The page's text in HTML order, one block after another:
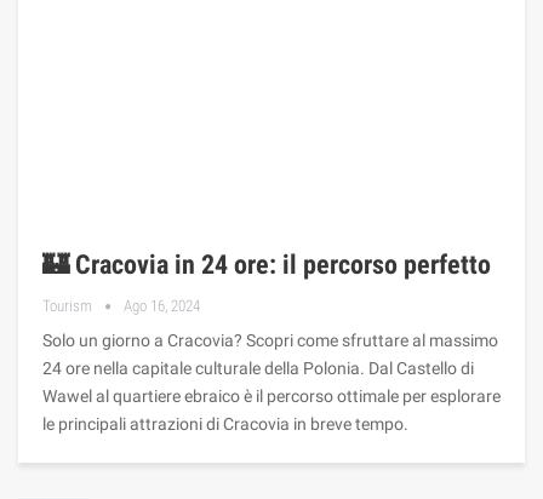
🏰 Cracovia in 24 ore: il percorso perfetto
Tourism Ago 16, 2024
Solo un giorno a Cracovia? Scopri come sfruttare al massimo
24 ore nella capitale culturale della Polonia. Dal Castello di
Wawel al quartiere ebraico è il percorso ottimale per esplorare
le principali attrazioni di Cracovia in breve tempo.